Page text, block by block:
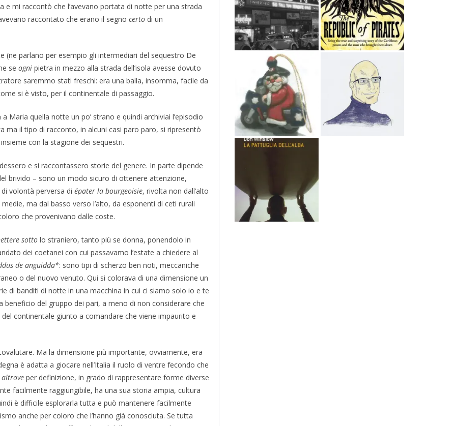
e mi raccontò che l’avevano portata di notte per una strada
raccontato che erano il segno certo di un
parlano per esempio gli intermediari del sequestro De
se ogni pietra in mezzo alla strada dell’isola avesse dovuto
saremmo stati freschi: era una balla, insomma, facile da
si è visto, per il continentale di passaggio.
quella notte un po’ strano e quindi archiviai l’episodio
il tipo di racconto, in alcuni casi paro paro, si ripresentò
con la stagione dei sequestri.
e si raccontassero storie del genere. In parte dipende
brivido – sono un modo sicuro di ottenere attenzione,
volontà perversa di épater la bourgeoisie, rivolta non dall’alto
ma dal basso verso l’alto, da esponenti di ceti rurali
che provenivano dalle coste.
sotto lo straniero, tanto più se donna, ponendolo in
dei coetanei con cui passavamo l’estate a chiedere al
de anguidda*: sono tipi di scherzo ben noti, meccaniche
o del nuovo venuto. Qui si colorava di una dimensione un
di banditi di notte in una macchina in cui ci siamo solo io e te
del gruppo dei pari, a meno di non considerare che
continentale giunto a comandare che viene impaurito e
Ma la dimensione più importante, ovviamente, era
è adatta a giocare nell’Italia il ruolo di ventre fecondo che
altrove per definizione, in grado di rappresentare forme diverse
facilmente raggiungibile, ha una sua storia ampia, cultura
è difficile esplorarla tutta e può mantenere facilmente
anche per coloro che l’hanno già conosciuta. Se tutta